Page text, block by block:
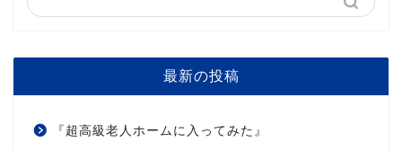
最新の投稿
『超高級老人ホームに入ってみた』